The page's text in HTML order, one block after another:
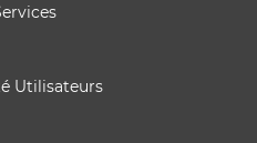
Utilisateurs